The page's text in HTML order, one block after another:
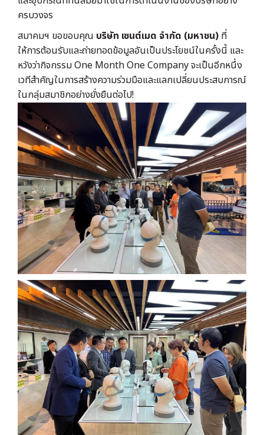
ครบวงจร
สมาคมฯ ขอขอบคุณ บริษัท เซนต์เมด จำกัด (มหาชน) ที่
ให้การต้อนรับและถ่ายทอดข้อมูลอันเป็นประโยชน์ในครั้งนี้ และ
หวังว่ากิจกรรม One Month One Company จะเป็นอีกหนึ่ง
เวทีสำคัญในการสร้างความร่วมมือและแลกเปลี่ยนประสบการณ์
ในกลุ่มสมาชิกอย่างยั่งยืนต่อไป!